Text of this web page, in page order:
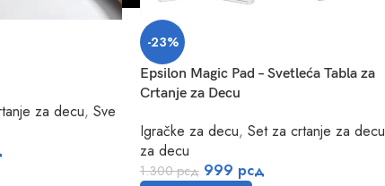
za decu, Sve
-23%
Epsilon Magic Pad – Svetleća Tabla za
Crtanje za Decu
Igračke za decu, Set za crtanje za decu
za decu
1.300рсд 999 рсд